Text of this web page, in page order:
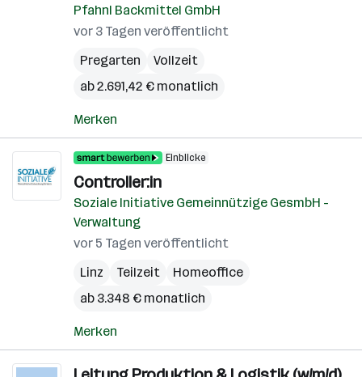
Pfahnl Backmittel GmbH
vor 3 Tagen veröffentlicht
Pregarten
Vollzeit
ab 2.691,42 € monatlich
Merken
Einblicke
Controller:in
Soziale Initiative Gemeinnützige GesmbH -
Verwaltung
vor 5 Tagen veröffentlicht
Linz
Teilzeit
Homeoffice
ab 3.348 € monatlich
Merken